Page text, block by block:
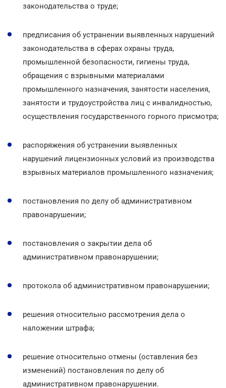
законодательства о труде;
предписания об устранении выявленных нарушений
законодательства в сферах охраны труда,
промышленной безопасности, гигиены труда,
обращения с взрывными материалами
промышленного назначения, занятости населения,
занятости и трудоустройства лиц с инвалидностью,
осуществления государственного горного присмотра;
распоряжения об устранении выявленных
нарушений лицензионных условий из производства
взрывных материалов промышленного назначения;
постановления по делу об административном
правонарушении;
постановления о закрытии дела об
административном правонарушении;
протокола об административном правонарушении;
решения относительно рассмотрения дела о
наложении штрафа;
решение относительно отмены (оставления без
изменений) постановления по делу об
административном правонарушении.